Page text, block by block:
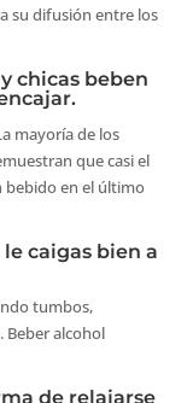
su difusión entre los
chicas beben
mayoría de los
que casi el
bebido en el último
caigas bien a
tumbos,
Beber alcohol
de relajarse